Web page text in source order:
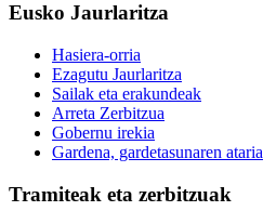
Eusko Jaurlaritza
Hasiera-orria
Ezagutu Jaurlaritza
Sailak eta erakundeak
Arreta Zerbitzua
Gobernu irekia
Gardena, gardetasunaren ataria
Tramiteak eta zerbitzuak